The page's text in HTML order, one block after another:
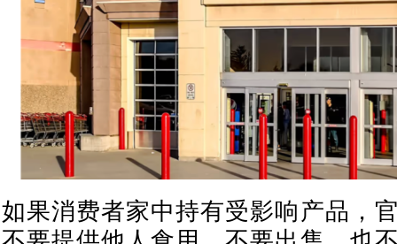
如果消费者家中持有受影响产品，